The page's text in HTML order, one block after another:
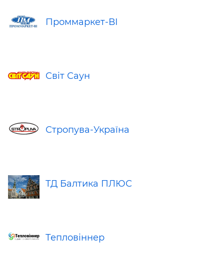
Проммаркет-ВІ
Свiт Саун
Стропува-Україна
ТД Балтика ПЛЮС
Тепловіннер